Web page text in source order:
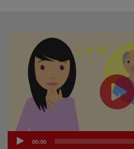
00:00